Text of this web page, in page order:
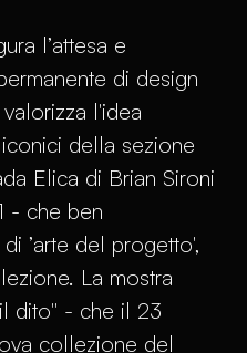
l’attesa e
di design
l'idea
della sezione
Elica di Brian Sironi
- che ben
’arte del progetto',
La mostra
dito" - che il 23
collezione del